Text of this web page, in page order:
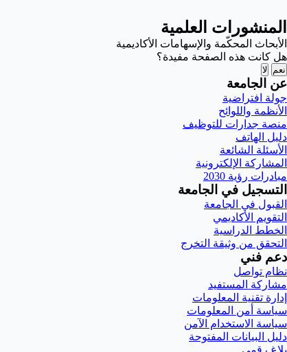
المنشورات العلمية
الأبحاث المحكّمة والإسهامات الأكاديمية
هل كانت هذه الصفحة مفيدة؟
نعم لا
عن الجامعة
جولة افتراضية
الأنظمة واللوائح
منصة جدارات للتوظيف
دليل الهاتف
الأسئلة الشائعة
المشاركة الإلكترونية
مبادرات رؤية 2030
التسجيل في الجامعة
القبول في الجامعة
التقويم الأكاديمي
الخطط الدراسية
التحقق من وثيقة التخرج
دعم فني
نظام تواصل
مشاركة المستفيد
إدارة تقنية المعلومات
سياسة أمن المعلومات
سياسة الاستخدام الآمن
دليل البيانات المفتوحة
بلاغ رقمي